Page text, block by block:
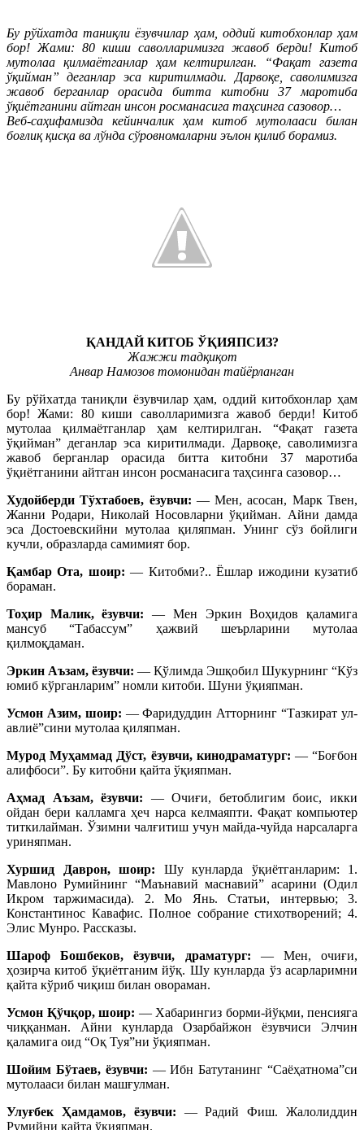
Бу рўйхатда таниқли ёзувчилар ҳам, оддий китобхонлар ҳам
бор! Жами: 80 киши саволларимизга жавоб берди! Китоб
мутолаа қилмаётганлар ҳам келтирилган. “Фақат газета
ўқийман” деганлар эса киритилмади. Дарвоқе, саволимизга
жавоб берганлар орасида битта китобни 37 маротиба
ўқиётганини айтган инсон росманасига таҳсинга сазовор…
Веб-саҳифамизда кейинчалик ҳам китоб мутолааси билан
боғлиқ қисқа ва лўнда сўровномаларни эълон қилиб борамиз.
ҚАНДАЙ КИТОБ ЎҚИЯПСИЗ?
Жажжи тадқиқот
Анвар Намозов томонидан тайёрланган
Бу рўйхатда таниқли ёзувчилар ҳам, оддий китобхонлар ҳам
бор! Жами: 80 киши саволларимизга жавоб берди! Китоб
мутолаа қилмаётганлар ҳам келтирилган. “Фақат газета
ўқийман” деганлар эса киритилмади. Дарвоқе, саволимизга
жавоб берганлар орасида битта китобни 37 маротиба
ўқиётганини айтган инсон росманасига таҳсинга сазовор…
Худойберди Тўхтабоев, ёзувчи: — Мен, асосан, Марк Твен,
Жанни Родари, Николай Носовларни ўқийман. Айни дамда
эса Достоевскийни мутолаа қиляпман. Унинг сўз бойлиги
кучли, образларда самимият бор.
Қамбар Ота, шоир: — Китобми?.. Ёшлар ижодини кузатиб
бораман.
Тоҳир Малик, ёзувчи: — Мен Эркин Воҳидов қаламига
мансуб “Табассум” ҳажвий шеърларини мутолаа
қилмоқдаман.
Эркин Аъзам, ёзувчи: — Қўлимда Эшқобил Шукурнинг “Кўз
юмиб кўрганларим” номли китоби. Шуни ўқияпман.
Усмон Азим, шоир: — Фаридуддин Атторнинг “Тазкират ул-
авлиё”сини мутолаа қиляпман.
Мурод Муҳаммад Дўст, ёзувчи, кинодраматург: — “Боғбон
алифбоси”. Бу китобни қайта ўқияпман.
Аҳмад Аъзам, ёзувчи: — Очиғи, бетоблигим боис, икки
ойдан бери калламга ҳеч нарса келмаяпти. Фақат компьютер
титкилайман. Ўзимни чалғитиш учун майда-чуйда нарсаларга
уриняпман.
Хуршид Даврон, шоир: Шу кунларда ўқиётганларим: 1.
Мавлоно Румийнинг “Маънавий маснавий” асарини (Одил
Икром таржимасида). 2. Мо Янь. Статьи, интервью; 3.
Константинос Кавафис. Полное собрание стихотворений; 4.
Элис Мунро. Рассказы.
Шароф Бошбеков, ёзувчи, драматург: — Мен, очиғи,
ҳозирча китоб ўқиётганим йўқ. Шу кунларда ўз асарларимни
қайта кўриб чиқиш билан овораман.
Усмон Қўчқор, шоир: — Хабарингиз борми-йўқми, пенсияга
чиққанман. Айни кунларда Озарбайжон ёзувчиси Элчин
қаламига оид “Оқ Туя”ни ўқияпман.
Шойим Бўтаев, ёзувчи: — Ибн Батутанинг “Саёҳатнома”си
мутолааси билан машғулман.
Улуғбек Ҳамдамов, ёзувчи: — Радий Фиш. Жалолиддин
Румийни қайта ўқияпман.